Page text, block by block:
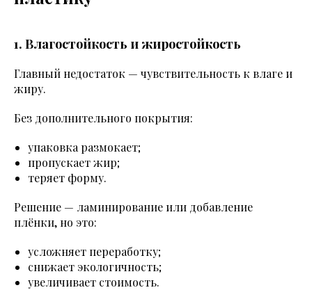
1. Влагостойкость и жиростойкость
Главный недостаток — чувствительность к влаге и
жиру.
Без дополнительного покрытия:
упаковка размокает;
пропускает жир;
теряет форму.
Решение — ламинирование или добавление
плёнки, но это:
усложняет переработку;
снижает экологичность;
увеличивает стоимость.